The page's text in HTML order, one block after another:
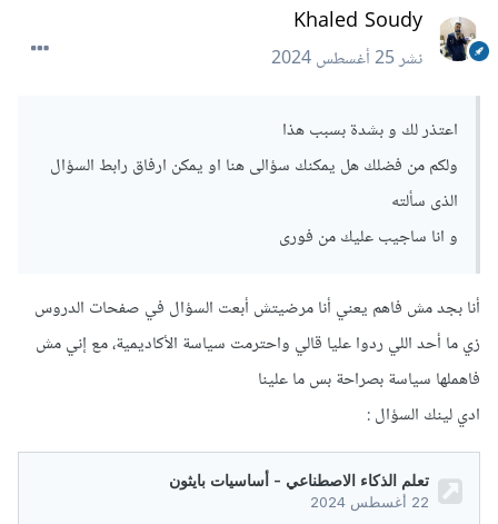
Khaled Soudy
نشر25 أغسطس 2024
اعتذر لك و بشدة بسبب هذا
ولكم من فضلك هل يمكنك سؤالى هنا او يمكن ارفاق رابط السؤال
الذى سألته
و انا ساجيب عليك من فورى
أنا بجد مش فاهم يعني أنا مرضيتش أبعت السؤال في صفحات الدروس
زي ما أحد اللي ردوا عليا قالي واحترمت سياسة الأكاديمية، مع إني مش
فاهملها سياسة بصراحة بس ما علينا
ادي لينك السؤال :